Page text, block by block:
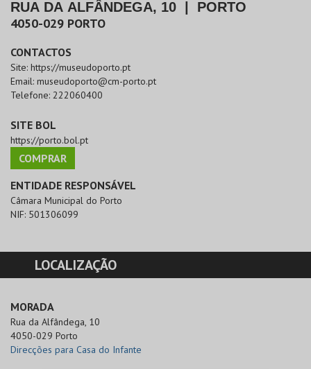
RUA DA ALFÂNDEGA, 10 PORTO
4050-029 PORTO
CONTACTOS
Site: https://museudoporto.pt
Email: museudoporto@cm-porto.pt
Telefone: 222060400
SITE BOL
https://porto.bol.pt
COMPRAR
ENTIDADE RESPONSÁVEL
Câmara Municipal do Porto
NIF: 501306099
LOCALIZAÇÃO
MORADA
Rua da Alfândega, 10
4050-029 Porto
Direcções para Casa do Infante